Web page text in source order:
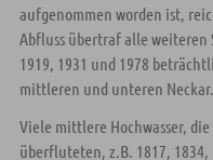
aufgenommen worden ist,
Abfluss übertraf alle weiteren
1919, 1931 und 1978
mittleren und unteren Neckar.
Viele mittlere Hochwasser,
überfluteten, z.B. 1817, 1834,